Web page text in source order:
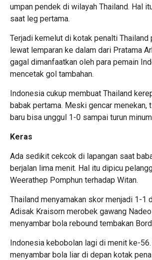
umpan pendek di wilayah Thailand. Hal
saat leg pertama.
Terjadi kemelut di kotak penalti Thailand
lewat lemparan ke dalam dari Pratama
gagal dimanfaatkan oleh para pemain
mencetak gol tambahan.
Indonesia cukup membuat Thailand
babak pertama. Meski gencar menekan,
baru bisa unggul 1-0 sampai turun
Keras
Ada sedikit cekcok di lapangan saat
berjalan lima menit. Hal itu dipicu
Weerathep Pomphun terhadap Witan.
Thailand menyamakan skor menjadi 1-1
Adisak Kraisorn merobek gawang
menyambar bola rebound tembakan
Indonesia kebobolan lagi di menit ke-
menyambar bola liar di depan kotak